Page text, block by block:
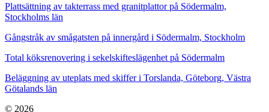
Plattsättning av takterrass med granitplattor på Södermalm,
Stockholms län
Gångstråk av smågatsten på innergård i Södermalm, Stockholm
Total köksrenovering i sekelskifteslägenhet på Södermalm
Beläggning av uteplats med skiffer i Torslanda, Göteborg, Västra
Götalands län
© 2026